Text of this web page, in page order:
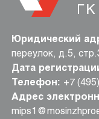
Юридический
переулок, д.5,
Дата
Телефон: +7
Адрес